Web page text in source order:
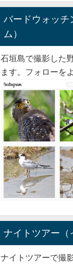
バードウォッチ
ム）
石垣島で撮影した
ます。フォローを
ナイトツアー（
ナイトツアーで撮